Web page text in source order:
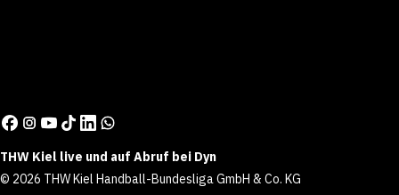
THW Kiel live und auf Abruf bei Dyn
© 2026 THW Kiel Handball-Bundesliga GmbH & Co. KG